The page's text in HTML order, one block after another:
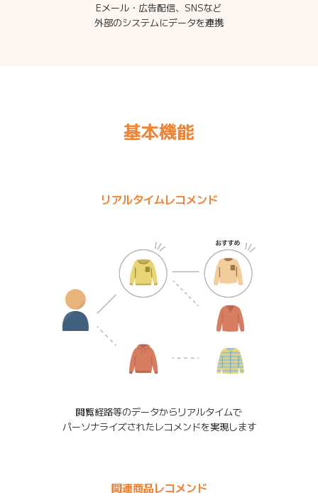
Eメール・広告配信、SNSなど
外部のシステムにデータを連携
基本機能
リアルタイムレコメンド
閲覧経路等のデータからリアルタイムで
パーソナライズされたレコメンドを実現します
関連商品レコメンド